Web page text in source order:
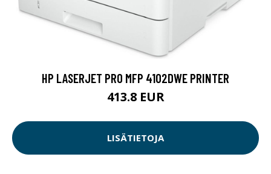
HP LASERJET PRO MFP 4102DWE PRINTER
413.8 EUR
LISÄTIETOJA